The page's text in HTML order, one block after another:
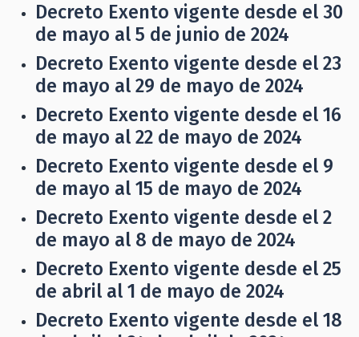
Decreto Exento vigente desde el 30
de mayo al 5 de junio de 2024
Decreto Exento vigente desde el 23
de mayo al 29 de mayo de 2024
Decreto Exento vigente desde el 16
de mayo al 22 de mayo de 2024
Decreto Exento vigente desde el 9
de mayo al 15 de mayo de 2024
Decreto Exento vigente desde el 2
de mayo al 8 de mayo de 2024
Decreto Exento vigente desde el 25
de abril al 1 de mayo de 2024
Decreto Exento vigente desde el 18